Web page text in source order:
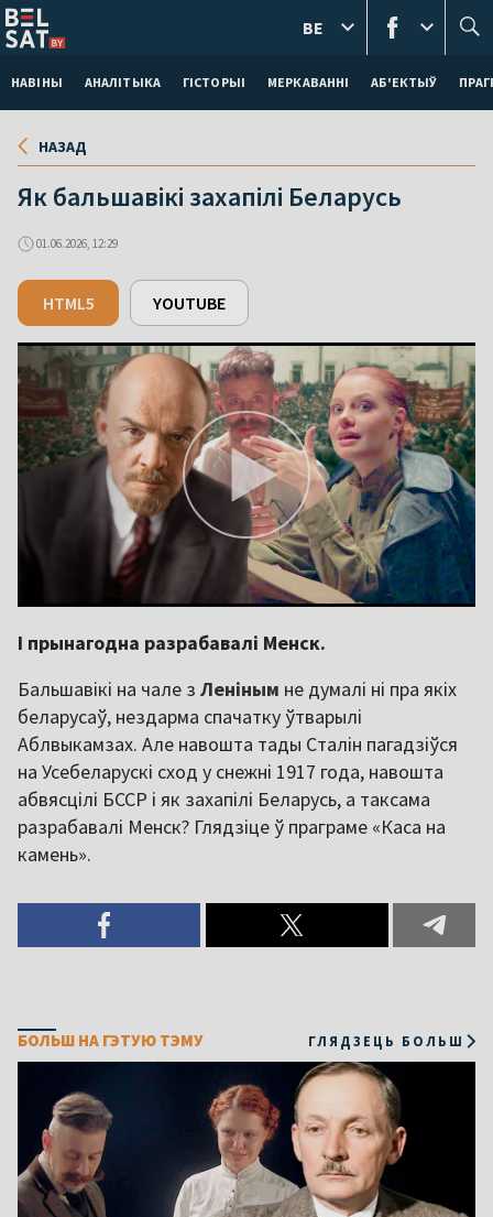
НАВІНЫ АНАЛІТЫКА ГІСТОРЫІ МЕРКАВАННI АБ'ЕКТЫЎ
BE
НАЗАД
Як бальшавікі захапілі Беларусь
01.06.2026, 12:29
HTML5 YOUTUBE
І прынагодна разрабавалі Менск.
Бальшавікі на чале з Леніным не думалі ні пра якіх
беларусаў, нездарма спачатку ўтварылі
Аблвыкамзах. Але навошта тады Сталін пагадзіўся
на Усебеларускі сход у снежні 1917 года, навошта
абвясцілі БССР і як захапілі Беларусь, а таксама
разрабавалі Менск? Глядзіце ў праграме «Каса на
камень».
БОЛЬШ НА ГЭТУЮ ТЭМУ ГЛЯДЗЕЦЬ БОЛЬШ